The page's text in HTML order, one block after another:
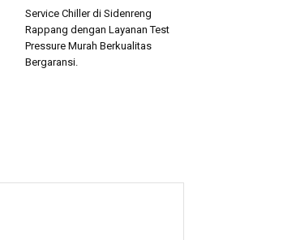
Service Chiller di Sidenreng
Rappang dengan Layanan Test
Pressure Murah Berkualitas
Bergaransi.